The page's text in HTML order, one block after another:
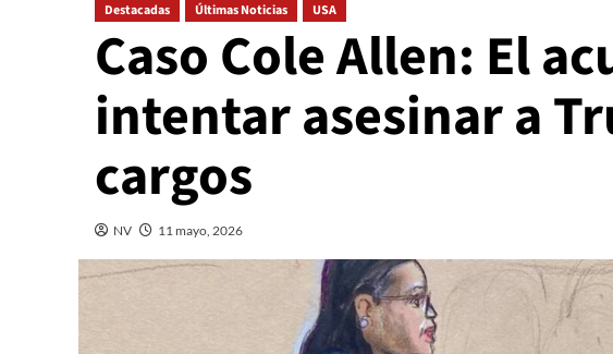
Destacadas Últimas Noticias USA
Caso Cole Allen: El
intentar asesinar a
cargos
NV 11 mayo, 2026